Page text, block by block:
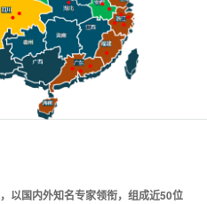
以国内外知名专家领衔，组成近50位